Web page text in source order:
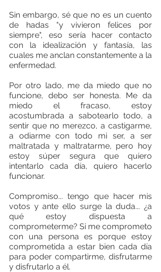
Sin embargo, sé que no es un cuento
de hadas "y vivieron felices por
siempre", eso sería hacer contacto
con la idealización y fantasía, las
cuales me anclan constantemente a la
enfermedad.
Por otro lado, me da miedo que no
funcione, debo ser honesta. Me da
miedo el fracaso, estoy
acostumbrada a sabotearlo todo, a
sentir que no merezco, a castigarme,
a odiarme con todo mi ser, a ser
maltratada y maltratarme, pero hoy
estoy súper segura que quiero
intentarlo cada día, quiero hacerlo
funcionar.
Compromiso... tengo que hacer mis
votos y ante ello surge la duda... ¿a
qué estoy dispuesta a
comprometerme? Si me comprometo
con una persona es porque estoy
comprometida a estar bien cada día
para poder compartirme, disfrutarme
y disfrutarlo a él.